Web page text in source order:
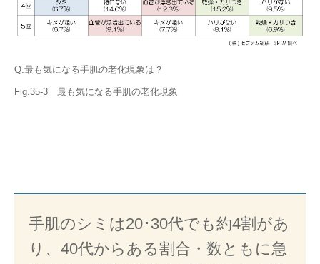
Q.最も気になる手肌の老化現象は？
Fig.35-3 最も気になる手肌の老化現象
手肌のシミは20･30代でも約4割があ
り、40代からある割合・数ともに急